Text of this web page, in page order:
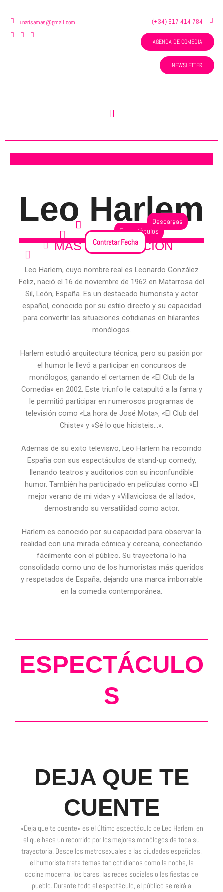
unarisamas@gmail.com (+34) 617 414 784
AGENDA DE COMEDIA
NEWSLETTER
Menú
Leo Harlem
MÁS INFORMACIÓN
Redes Sociales
Ver Fechas
Espectáculos
Descargas
Contratar Fecha
Leo Harlem, cuyo nombre real es Leonardo González
Feliz, nació el 16 de noviembre de 1962 en Matarrosa del
Sil, León, España. Es un destacado humorista y actor
español, conocido por su estilo directo y su capacidad
para convertir las situaciones cotidianas en hilarantes
monólogos.
Harlem estudió arquitectura técnica, pero su pasión por
el humor le llevó a participar en concursos de
monólogos, ganando el certamen de «El Club de la
Comedia» en 2002. Este triunfo le catapultó a la fama y
le permitió participar en numerosos programas de
televisión como «La hora de José Mota», «El Club del
Chiste» y «Sé lo que hicisteis…».
Además de su éxito televisivo, Leo Harlem ha recorrido
España con sus espectáculos de stand-up comedy,
llenando teatros y auditorios con su inconfundible
humor. También ha participado en películas como «El
mejor verano de mi vida» y «Villaviciosa de al lado»,
demostrando su versatilidad como actor.
Harlem es conocido por su capacidad para observar la
realidad con una mirada cómica y cercana, conectando
fácilmente con el público. Su trayectoria lo ha
consolidado como uno de los humoristas más queridos
y respetados de España, dejando una marca imborrable
en la comedia contemporánea.
ESPECTÁCULO
S
DEJA QUE TE
CUENTE
«Deja que te cuente» es el último espectáculo de Leo Harlem, en
el que hace un recorrido por los mejores monólogos de toda su
trayectoria. Desde los metrosexuales a las ciudades españolas,
el humorista trata temas tan cotidianos como la noche, la
cocina moderna, los bares, las redes sociales o las fiestas de
pueblo. Durante todo el espectáculo, el público se reirá a